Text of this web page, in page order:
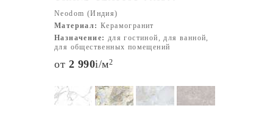
Neodom (Индия)
Материал: Керамогранит
Назначение: для гостиной, для ванной,
для общественных помещений
от 2 990i/м2